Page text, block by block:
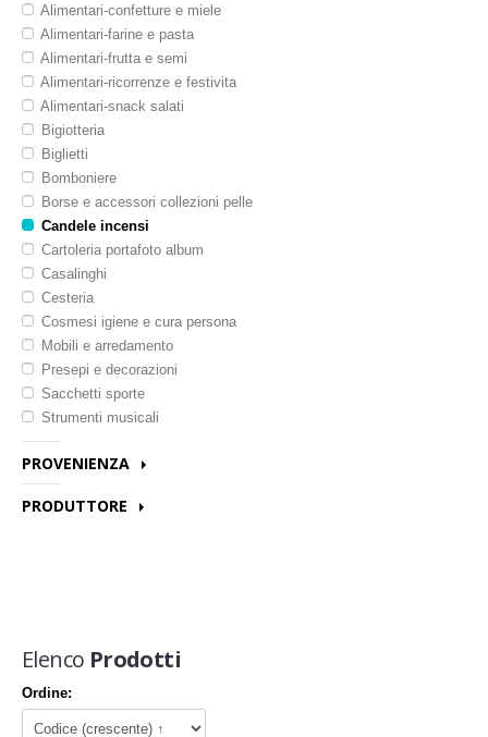
Alimentari-confetture e miele
Alimentari-farine e pasta
Alimentari-frutta e semi
Alimentari-ricorrenze e festivita
Alimentari-snack salati
Bigiotteria
Biglietti
Bomboniere
Borse e accessori collezioni pelle
Candele incensi
Cartoleria portafoto album
Casalinghi
Cesteria
Cosmesi igiene e cura persona
Mobili e arredamento
Presepi e decorazioni
Sacchetti sporte
Strumenti musicali
PROVENIENZA
Bangladesh
Kenya
Messico
Peru
PRODUTTORE
Corr - the jute works (wfto)
Ema (wfto)
Equo mercato
Fair gift
Elenco Prodotti
Ordine: